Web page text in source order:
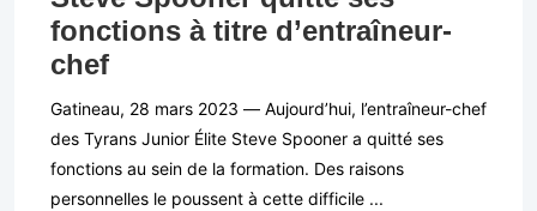
fonctions à titre d’entraîneur-
chef
Gatineau, 28 mars 2023 — Aujourd’hui, l’entraîneur-chef
des Tyrans Junior Élite Steve Spooner a quitté ses
fonctions au sein de la formation. Des raisons
personnelles le poussent à cette difficile ...